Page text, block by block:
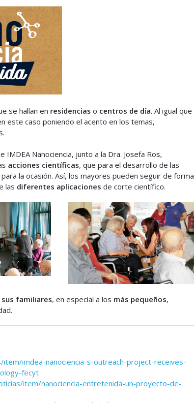
se hallan en residencias o centros de día. Al igual que
este caso poniendo el acento en los temas,
Nanociencia, junto a la Dra. Josefa Ros,
acciones científicas, que para el desarrollo de las
la ocasión. Así, los mayores pueden seguir de forma
las diferentes aplicaciones de corte científico.
familiares, en especial a los más pequeños,
imdea-nanociencia-s-outreach-project-receives-
fecyt
item/nanociencia-entretenida-un-proyecto-de-